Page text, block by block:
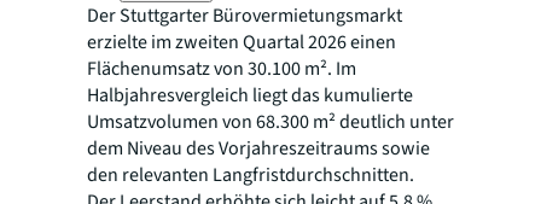
Der Stuttgarter Bürovermietungsmarkt
erzielte im zweiten Quartal 2026 einen
Flächenumsatz von 30.100 m². Im
Halbjahresvergleich liegt das kumulierte
Umsatzvolumen von 68.300 m² deutlich unter
dem Niveau des Vorjahreszeitraums sowie
den relevanten Langfristdurchschnitten.